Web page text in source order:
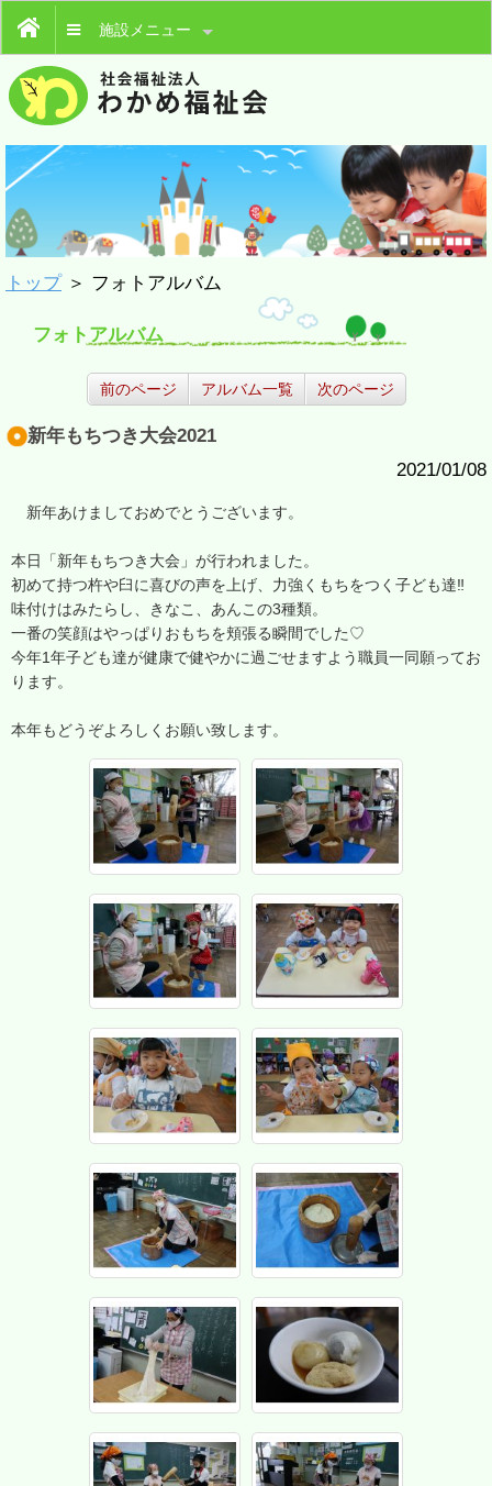
施設メニュー
トップ＞ フォトアルバム
フォトアルバム
前のページ アルバム一覧 次のページ
新年もちつき大会2021
2021/01/08
新年あけましておめでとうございます。
本日「新年もちつき大会」が行われました。
初めて持つ杵や臼に喜びの声を上げ、力強くもちをつく子ども達‼
味付けはみたらし、きなこ、あんこの3種類。
一番の笑顔はやっぱりおもちを頬張る瞬間でした♡
今年1年子ども達が健康で健やかに過ごせますよう職員一同願ってお
ります。
本年もどうぞよろしくお願い致します。